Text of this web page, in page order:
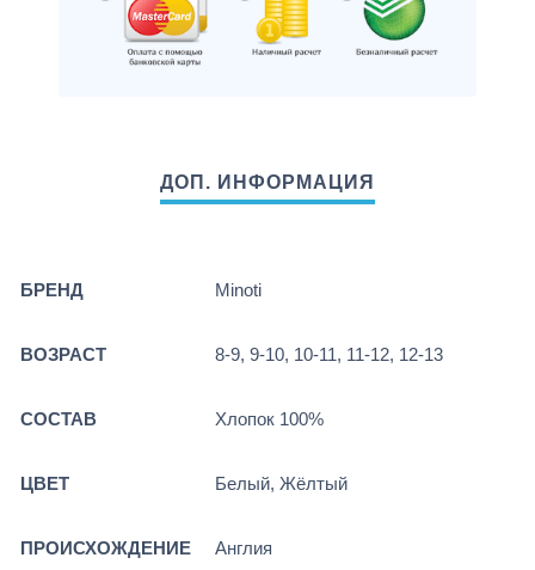
БРЕНД Minoti
ВОЗРАСТ 8-9, 9-10, 10-11, 11-12, 12-13
СОСТАВ Хлопок 100%
ЦВЕТ Белый, Жёлтый
ПРОИСХОЖДЕНИЕ Англия